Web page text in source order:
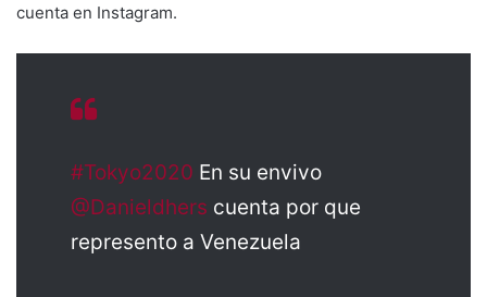
cuenta en Instagram.
#Tokyo2020 En su envivo
@Danieldhers cuenta por que
represento a Venezuela